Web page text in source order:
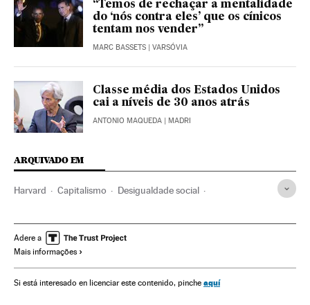
“Temos de rechaçar a mentalidade
do ‘nós contra eles’ que os cínicos
tentam nos vender”
MARC BASSETS | VARSÓVIA
Classe média dos Estados Unidos
cai a níveis de 30 anos atrás
ANTONIO MAQUEDA | MADRI
ARQUIVADO EM
Harvard Capitalismo Desigualdade social
Educação superior Sistema educativo
Adere a
Mais informações
Si está interesado en licenciar este contenido, pinche aquí